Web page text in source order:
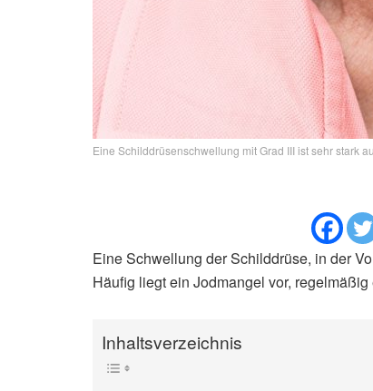
Eine Schilddrüsenschwellung mit Grad III ist sehr stark
Eine Schwellung der Schilddrüse, in der
Häufig liegt ein Jodmangel vor,
Inhaltsverzeichnis